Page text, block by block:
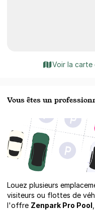
Voir la carte
Vous êtes un
Louez plusieurs
visiteurs ou flottes de
l'offre Zenpark Pro Pool